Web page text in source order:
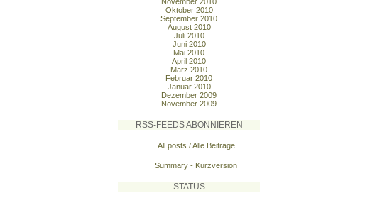
Oktober 2010
September 2010
August 2010
Juli 2010
Juni 2010
Mai 2010
April 2010
März 2010
Februar 2010
Januar 2010
Dezember 2009
November 2009
RSS-FEEDS ABONNIEREN
All posts / Alle Beiträge
Summary - Kurzversion
STATUS